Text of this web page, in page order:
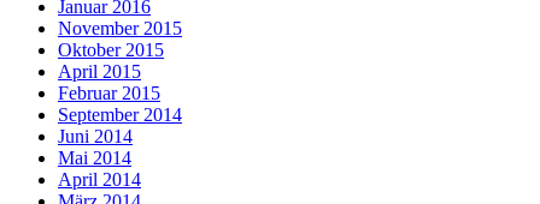
Januar 2016
November 2015
Oktober 2015
April 2015
Februar 2015
September 2014
Juni 2014
Mai 2014
April 2014